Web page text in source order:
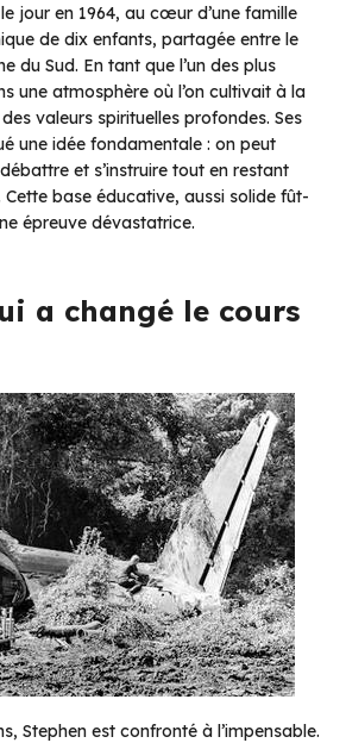
jour en 1964, au cœur d’une famille
de dix enfants, partagée entre le
du Sud. En tant que l’un des plus
une atmosphère où l’on cultivait à la
valeurs spirituelles profondes. Ses
une idée fondamentale : on peut
et s’instruire tout en restant
base éducative, aussi solide fût-
épreuve dévastatrice.
a changé le cours
Stephen est confronté à l’impensable.